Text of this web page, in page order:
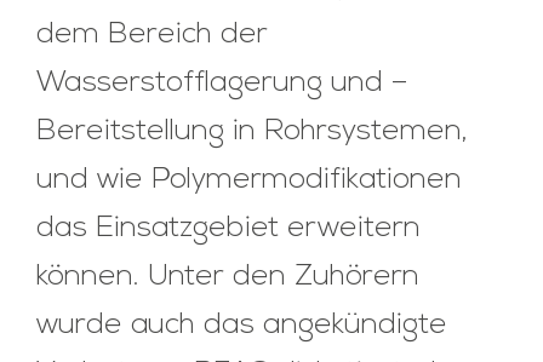
dem Bereich der
Wasserstofflagerung und –
Bereitstellung in Rohrsystemen,
und wie Polymermodifikationen
das Einsatzgebiet erweitern
können. Unter den Zuhörern
wurde auch das angekündigte